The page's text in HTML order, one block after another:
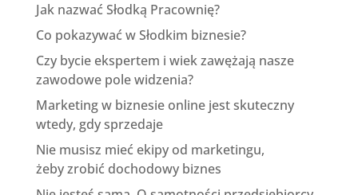
Jak nazwać Słodką Pracownię?
Co pokazywać w Słodkim biznesie?
Czy bycie ekspertem i wiek zawężają nasze
zawodowe pole widzenia?
Marketing w biznesie online jest skuteczny
wtedy, gdy sprzedaje
Nie musisz mieć ekipy od marketingu,
żeby zrobić dochodowy biznes